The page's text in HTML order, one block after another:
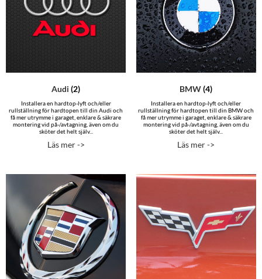
Audi(2)
Installera en hardtop-lyft och/eller
rullställning för hardtopen till din Audi och
få mer utrymme i garaget, enklare & säkrare
montering vid på-/avtagning, även om du
sköter det helt själv...
Läs mer ->
BMW(4)
Installera en hardtop-lyft och/eller
rullställning för hardtopen till din BMW och
få mer utrymme i garaget, enklare & säkrare
montering vid på-/avtagning, även om du
sköter det helt själv...
Läs mer ->